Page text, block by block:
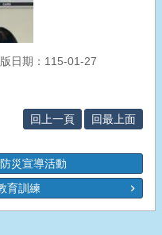
版日期：115-01-27
回上一頁 回最上面
災宣導活動
育訓練